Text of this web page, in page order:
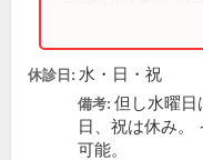
休診日: 水・日・祝
備考: 但し水曜日
日、祝は休み。
可能。